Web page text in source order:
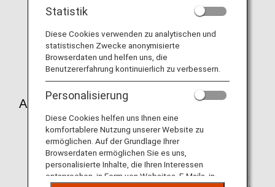
können sich aus betrieblichen Gründen ergeben.
Flughafens Tokio-Haneda unterschiedliche
Abflugbereiche für internationale Flüge und
Inlandsflüge gibt.
Abflug
Das Terminal variiert je nach Reiseziel.
Diese Informationen gelten für von ANA durchgeführte
internationale Flüge. Internationale Flüge und
Codeshare-Flüge, die von anderen Fluggesellschaften
Statistik
Diese Cookies verwenden zu analytischen und
statistischen Zwecke anonymisierte
Browserdaten und helfen uns, die
Benutzererfahrung kontinuierlich zu verbessern.
Personalisierung
Diese Cookies helfen uns Ihnen eine
komfortablere Nutzung unserer Website zu
ermöglichen. Auf der Grundlage Ihrer
Browserdaten ermöglichen Sie es uns,
personalisierte Inhalte, die Ihren Interessen
entsprechen, in Form von Websites, E-Mails, in